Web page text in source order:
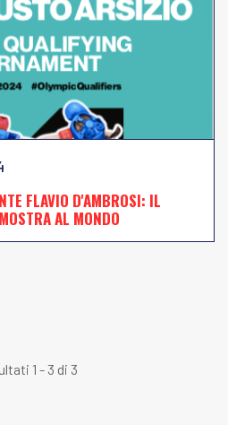
FLAVIO D'AMBROSI: IL
AL MONDO
1 - 3 di 3